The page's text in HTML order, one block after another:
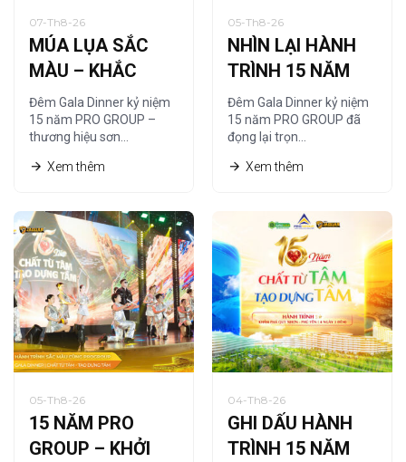
07-Th8-26
MÚA LỤA SẮC
MÀU – KHẮC
HỌA CHẤT RIÊNG
CỦA PRO GROUP
Đêm Gala Dinner kỷ niệm
15 năm PRO GROUP –
thương hiệu sơn…
Xem thêm
05-Th8-26
NHÌN LẠI HÀNH
TRÌNH 15 NĂM
QUA NGHỆ
THUẬT TRANH
CÁT
Đêm Gala Dinner kỷ niệm
15 năm PRO GROUP đã
đọng lại trọn…
Xem thêm
05-Th8-26
15 NĂM PRO
GROUP – KHỞI
04-Th8-26
GHI DẤU HÀNH
TRÌNH 15 NĂM